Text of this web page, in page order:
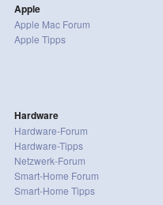
Apple
Apple Mac Forum
Apple Tipps
Hardware
Hardware-Forum
Hardware-Tipps
Netzwerk-Forum
Smart-Home Forum
Smart-Home Tipps